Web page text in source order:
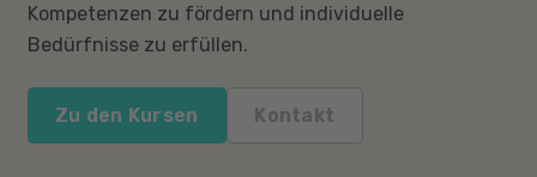
Kompetenzen zu fördern und individuelle
Bedürfnisse zu erfüllen.
Zu den Kursen Kontakt